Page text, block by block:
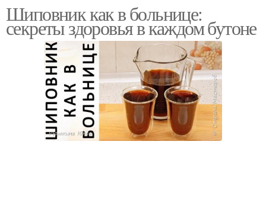
Аллергия на шиповник
панкреатите
Шиповник как в больнице:
секреты здоровья в каждом бутоне